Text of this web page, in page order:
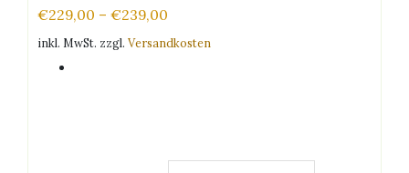
€229,00 – €239,00
inkl. MwSt. zzgl. Versandkosten